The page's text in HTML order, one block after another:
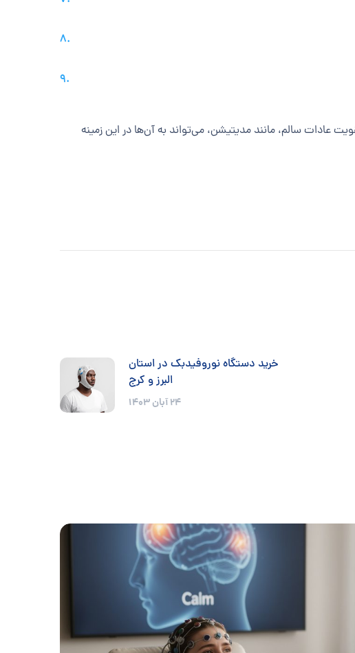
عادات سالم، مانند مدیتیشن، می‌تواند به آن‌ها در این زمینه
خرید دستگاه نوروفیدبک در استان
البرز و کرج
24 آبان 1403